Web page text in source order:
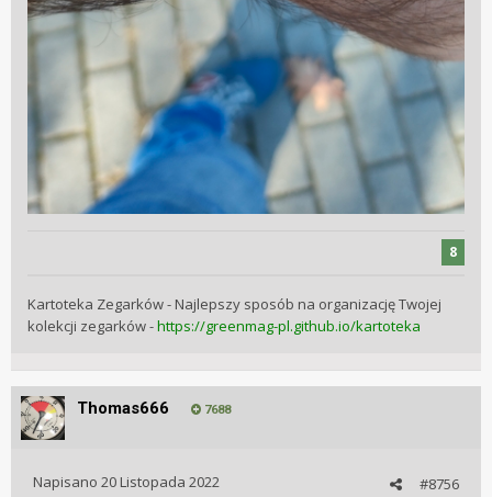
8
Kartoteka Zegarków - Najlepszy sposób na organizację Twojej
kolekcji zegarków -https://greenmag-pl.github.io/kartoteka
Thomas666 7688
#8756
Napisano 20 Listopada 2022